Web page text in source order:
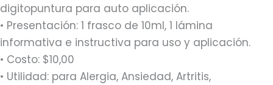
digitopuntura para auto aplicación.
• Presentación: 1 frasco de 10ml, 1 lámina
informativa e instructiva para uso y aplicación.
• Costo: $10,00
• Utilidad: para Alergia, Ansiedad, Artritis,